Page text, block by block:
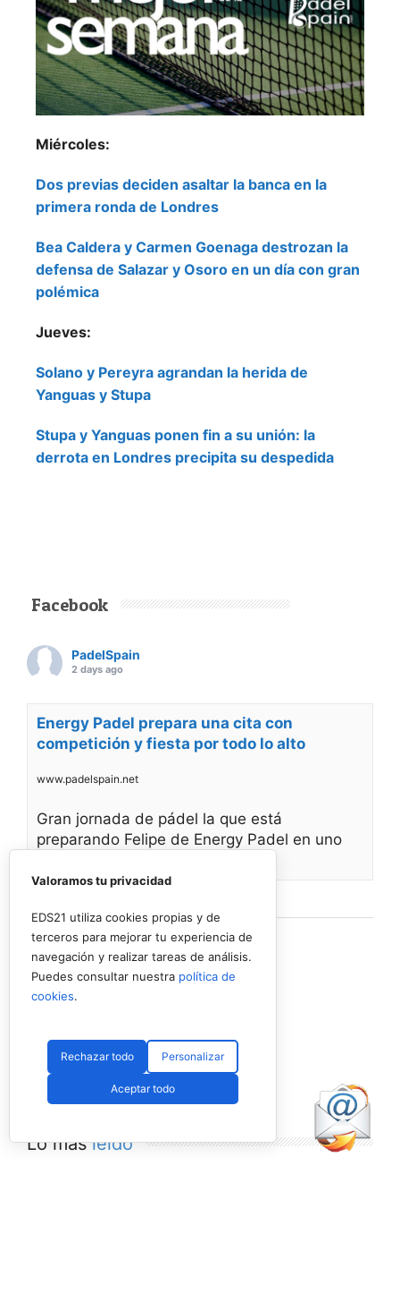
Miércoles:
Dos previas deciden asaltar la banca en la
primera ronda de Londres
Bea Caldera y Carmen Goenaga destrozan la
defensa de Salazar y Osoro en un día con gran
polémica
Jueves:
Solano y Pereyra agrandan la herida de
Yanguas y Stupa
Stupa y Yanguas ponen fin a su unión: la
derrota en Londres precipita su despedida
Facebook
PadelSpain
2 days ago
Energy Padel prepara una cita con
competición y fiesta por todo lo alto
www.padelspain.net
Gran jornada de pádel la que está
preparando Felipe de Energy Padel en uno
Lo másleído
Valoramos tu privacidad
EDS21 utiliza cookies propias y de
terceros para mejorar tu experiencia de
navegación y realizar tareas de análisis.
Puedes consultar nuestra política de
cookies.
Rechazar todo Personalizar
Aceptar todo